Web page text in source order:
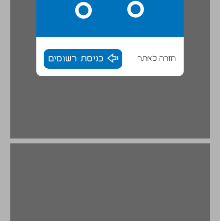
חזרה לאתר כניסת רשומים
פרק ראשון שנות העשרים — לאומיות ציונית ומיתוס השוויון ... 19